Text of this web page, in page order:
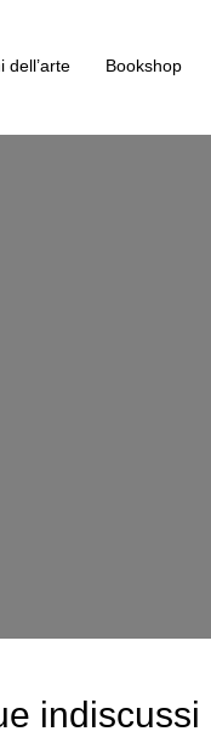
dell’arte Bookshop
indiscussi